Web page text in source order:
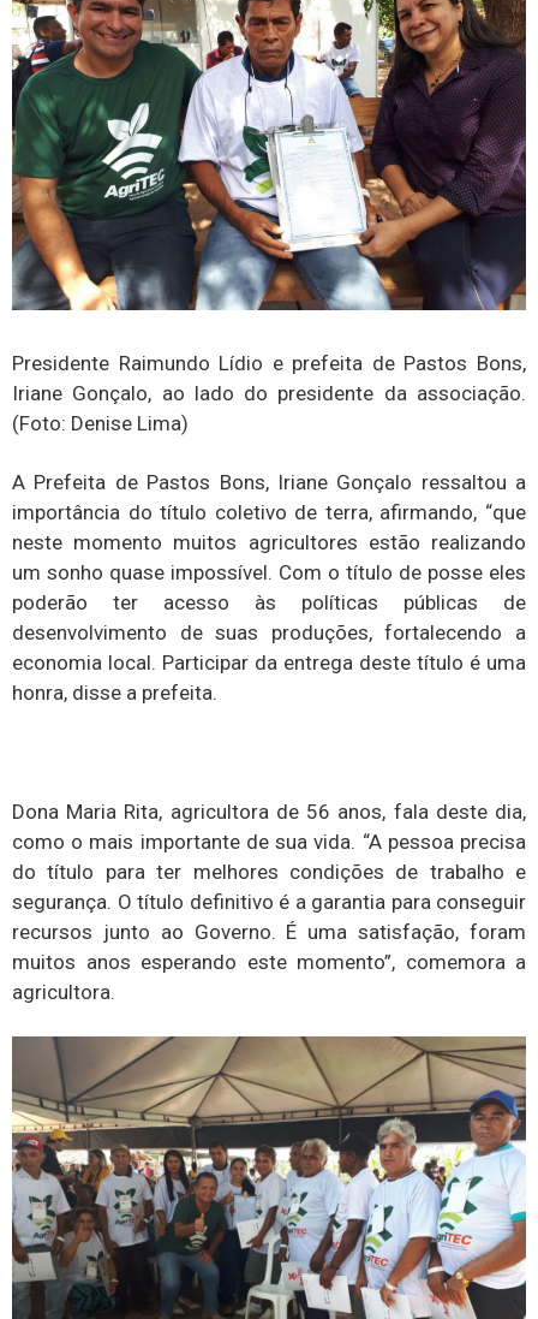
Presidente Raimundo Lídio e prefeita de Pastos Bons,
Iriane Gonçalo, ao lado do presidente da associação.
(Foto: Denise Lima)
A Prefeita de Pastos Bons, Iriane Gonçalo ressaltou a
importância do título coletivo de terra, afirmando, “que
neste momento muitos agricultores estão realizando
um sonho quase impossível. Com o título de posse eles
poderão ter acesso às políticas públicas de
desenvolvimento de suas produções, fortalecendo a
economia local. Participar da entrega deste título é uma
honra, disse a prefeita.
Dona Maria Rita, agricultora de 56 anos, fala deste dia,
como o mais importante de sua vida. “A pessoa precisa
do título para ter melhores condições de trabalho e
segurança. O título definitivo é a garantia para conseguir
recursos junto ao Governo. É uma satisfação, foram
muitos anos esperando este momento”, comemora a
agricultora.